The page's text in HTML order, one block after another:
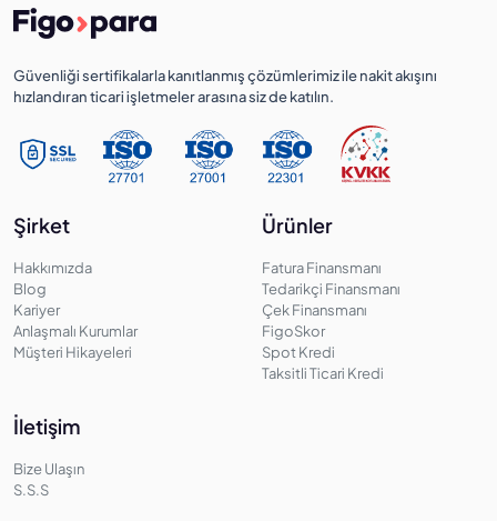
Güvenliği sertifikalarla kanıtlanmış çözümlerimiz ile nakit akışını
hızlandıran ticari işletmeler arasına siz de katılın.
Şirket
Hakkımızda
Blog
Kariyer
Anlaşmalı Kurumlar
Müşteri Hikayeleri
Ürünler
Fatura Finansmanı
Tedarikçi Finansmanı
Çek Finansmanı
FigoSkor
Spot Kredi
Taksitli Ticari Kredi
İletişim
Bize Ulaşın
S.S.S